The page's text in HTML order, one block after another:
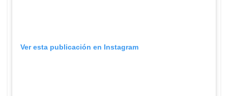
Ver esta publicación en Instagram